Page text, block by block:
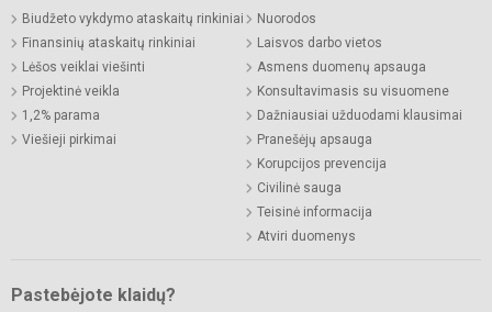
Biudžeto vykdymo ataskaitų rinkiniai
Finansinių ataskaitų rinkiniai
Lėšos veiklai viešinti
Projektinė veikla
1,2% parama
Viešieji pirkimai
Nuorodos
Laisvos darbo vietos
Asmens duomenų apsauga
Konsultavimasis su visuomene
Dažniausiai užduodami klausimai
Pranešėjų apsauga
Korupcijos prevencija
Civilinė sauga
Teisinė informacija
Atviri duomenys
Pastebėjote klaidų?